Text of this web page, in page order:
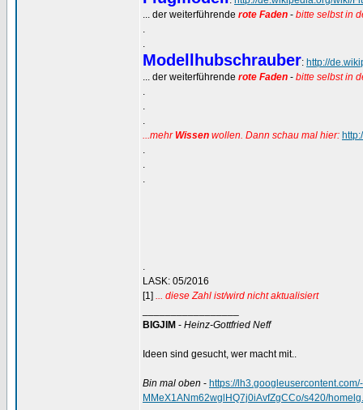
... der weiterführende rote Faden - bitte selbst in
.
.
Modellhubschrauber: http://
... der weiterführende rote Faden - bitte selbst in
.
.
.
...mehrWissen wollen. Dann schau mal hier:
.
.
.
.
LASK: 05/2016
[1] ... diese Zahl ist/wird nicht aktualisiert
BIGJIM - Heinz-Gottfried Neff
Ideen sind gesucht, wer macht mit..
Bin mal oben - https://
MMeX1ANm62wglHQ7j0iAvfZgCCo/s420/